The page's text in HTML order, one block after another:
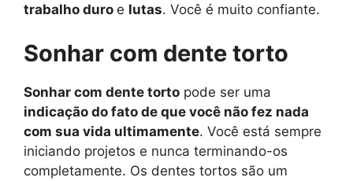
trabalho duro e lutas. Você é muito confiante.
Sonhar com dente torto
Sonhar com dente torto pode ser uma
indicação do fato de que você não fez nada
com sua vida ultimamente. Você está sempre
iniciando projetos e nunca terminando-os
completamente. Os dentes tortos são um